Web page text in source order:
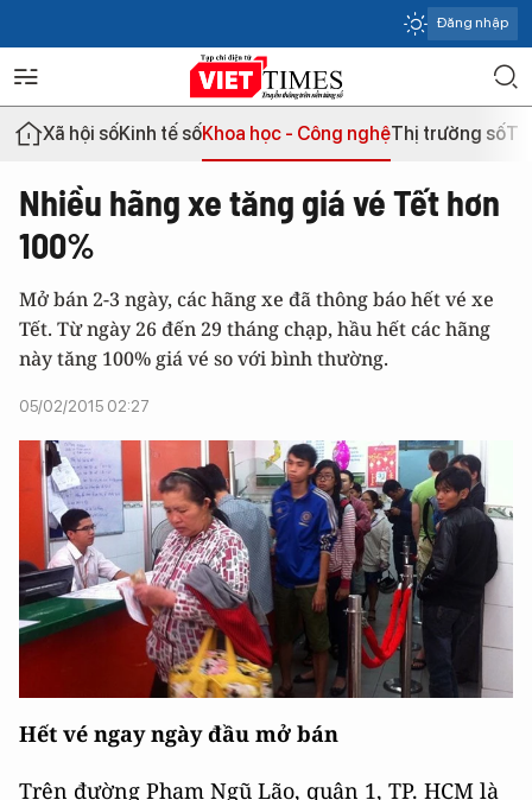
Đăng nhập
Xã hội sốKinh tế sốKhoa học - Công nghệThị trường số
Nhiều hãng xe tăng giá vé Tết hơn
100%
Mở bán 2-3 ngày, các hãng xe đã thông báo hết vé xe
Tết. Từ ngày 26 đến 29 tháng chạp, hầu hết các hãng
này tăng 100% giá vé so với bình thường.
05/02/2015 02:27
Hết vé ngay ngày đầu mở bán
Trên đường Phạm Ngũ Lão, quận 1, TP. HCM là